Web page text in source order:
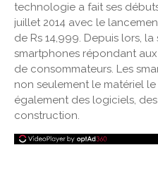
technologie a fait ses
juillet 2014 avec le
de Rs 14,999. Depuis lors,
smartphones répondant
de consommateurs. Les
non seulement le matériel
également des logiciels,
construction.